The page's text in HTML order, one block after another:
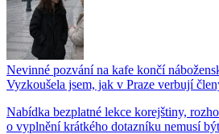
Nevinné pozvání na kafe končí
Vyzkoušela jsem, jak v Praze verbují
Nabídka bezplatné lekce korejštiny,
o vyplnění krátkého dotazníku nemusí